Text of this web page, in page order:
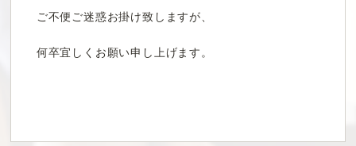
ご不便ご迷惑お掛け致しますが、
何卒宜しくお願い申し上げます。